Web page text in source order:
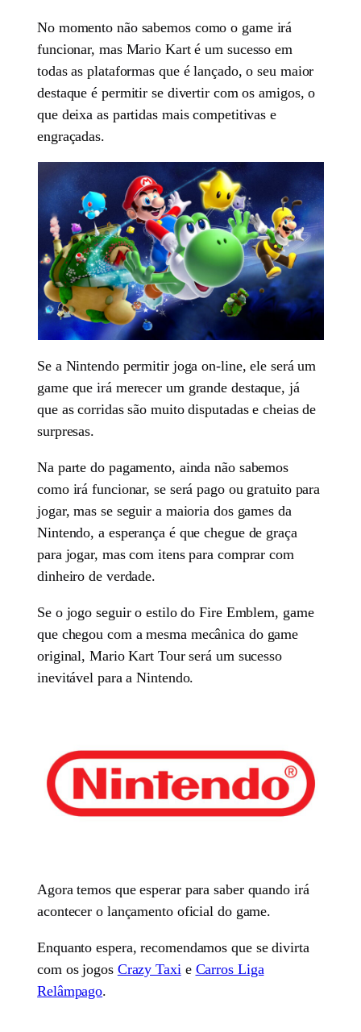
No momento não sabemos como o game irá
funcionar, mas Mario Kart é um sucesso em
todas as plataformas que é lançado, o seu maior
destaque é permitir se divertir com os amigos, o
que deixa as partidas mais competitivas e
engraçadas.
Se a Nintendo permitir joga on-line, ele será um
game que irá merecer um grande destaque, já
que as corridas são muito disputadas e cheias de
surpresas.
Na parte do pagamento, ainda não sabemos
como irá funcionar, se será pago ou gratuito para
jogar, mas se seguir a maioria dos games da
Nintendo, a esperança é que chegue de graça
para jogar, mas com itens para comprar com
dinheiro de verdade.
Se o jogo seguir o estilo do Fire Emblem, game
que chegou com a mesma mecânica do game
original, Mario Kart Tour será um sucesso
inevitável para a Nintendo.
Agora temos que esperar para saber quando irá
acontecer o lançamento oficial do game.
Enquanto espera, recomendamos que se divirta
com os jogos Crazy Taxi e Carros Liga
Relâmpago.